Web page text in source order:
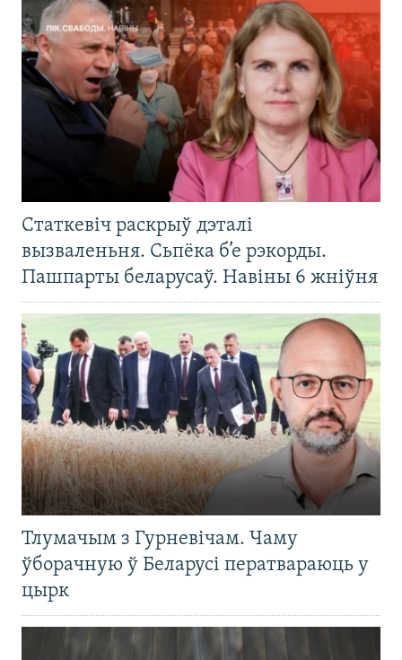
Статкевіч раскрыў дэталі
вызваленьня. Сьпёка б’е рэкорды.
Пашпарты беларусаў. Навіны 6 жніўня
Тлумачым з Гурневічам. Чаму
ўборачную ў Беларусі ператвараюць у
цырк